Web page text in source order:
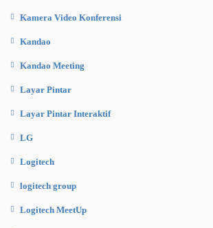
Kamera Video Konferensi
Kandao
Kandao Meeting
Layar Pintar
Layar Pintar Interaktif
LG
Logitech
logitech group
Logitech MeetUp